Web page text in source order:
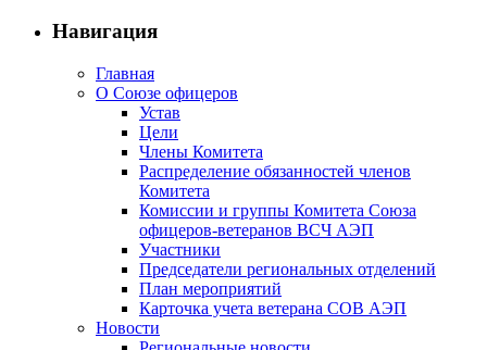
Навигация
Главная
О Союзе офицеров
Устав
Цели
Члены Комитета
Распределение обязанностей членов
Комитета
Комиссии и группы Комитета Союза
офицеров-ветеранов ВСЧ АЭП
Участники
Председатели региональных отделений
План мероприятий
Карточка учета ветерана CОВ АЭП
Новости